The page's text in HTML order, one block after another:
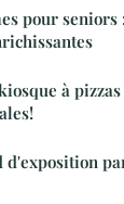
pour seniors
à
d'exposition